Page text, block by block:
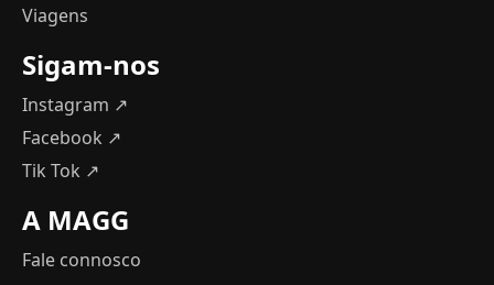
Viagens
Sigam-nos
Instagram ↗
Facebook ↗
Tik Tok ↗
A MAGG
Fale connosco